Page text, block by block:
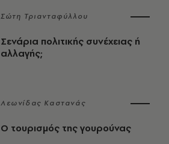
Σώτη Τριανταφύλλου
Σενάρια πολιτικής συνέχειας ή
αλλαγής;
Λεωνίδας Καστανάς
Ο τουρισμός της γουρούνας